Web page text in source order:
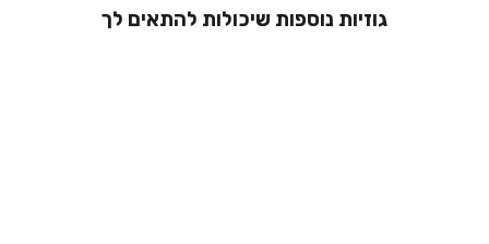
גוזיות נוספות שיכולות להתאים לך